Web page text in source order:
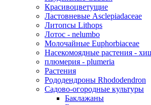
Красивоцветущие
Ластовневые Asclepiadaceae
Литопсы Lithops
Лотос - nelumbo
Молочайные Euphorbiaceae
Насекомоядные растения -
плюмерия - plumeria
Растения
Рододендроны Rhododendron
Садово-огородные культуры
Баклажаны